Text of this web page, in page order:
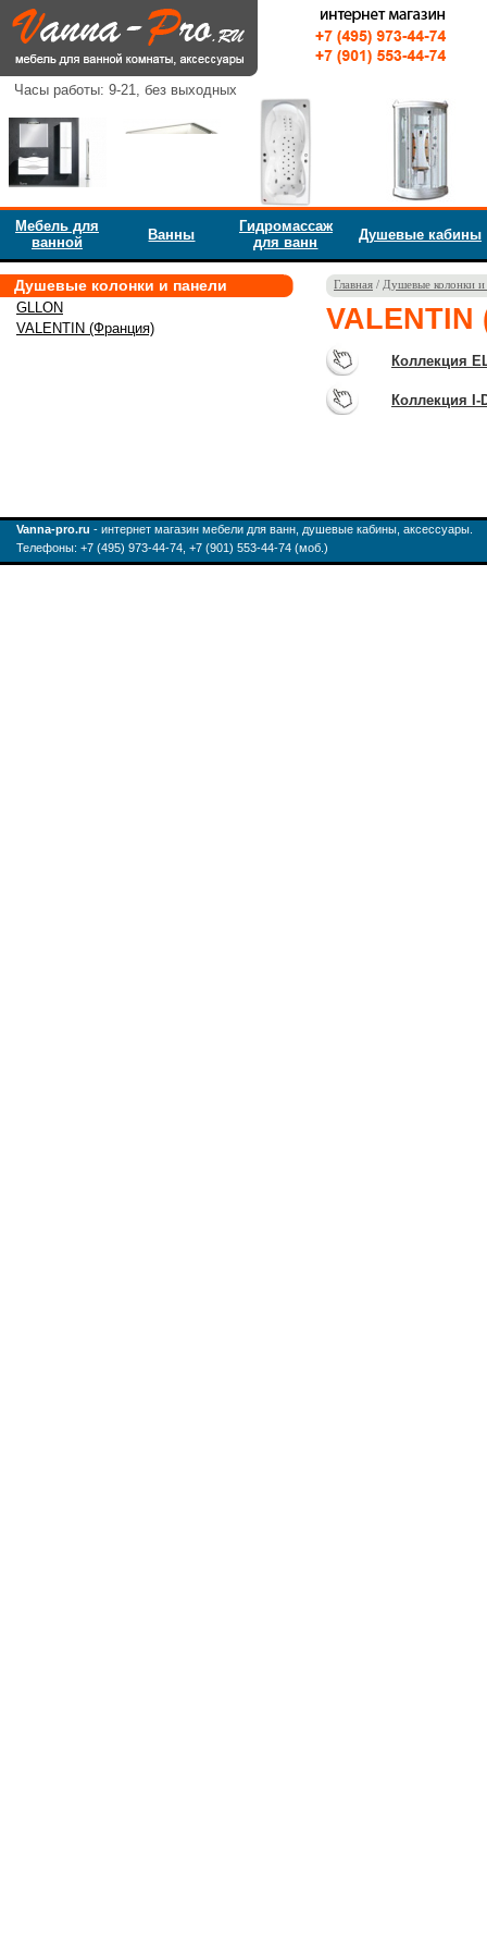
Часы работы: 9-21, без выходных
Мебель для
ванной
Ванны
Гидромассаж
для ванн
Душевые кабины
Душевые колонки и панели
GLLON
VALENTIN (Франция)
Главная / Душевые колонки и
Коллекция
Коллекция I-
Vanna-pro.ru - интернет магазин мебели для ванн, душевые кабины, аксессуары.
Телефоны: +7 (495) 973-44-74, +7 (901) 553-44-74 (моб.)